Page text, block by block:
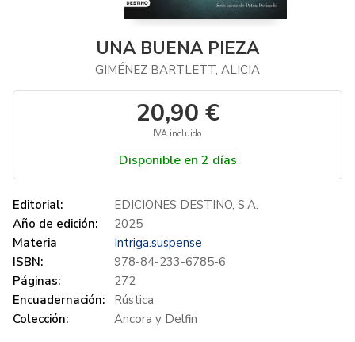
UNA BUENA PIEZA
GIMÉNEZ BARTLETT, ALICIA
20,90 €
IVA incluido
Disponible en 2 días
Editorial:
EDICIONES DESTINO, S.A.
Año de edición:
2025
Materia
Intriga.suspense
ISBN:
978-84-233-6785-6
Páginas:
272
Encuadernación:
Rústica
Colección:
Ancora y Delfin